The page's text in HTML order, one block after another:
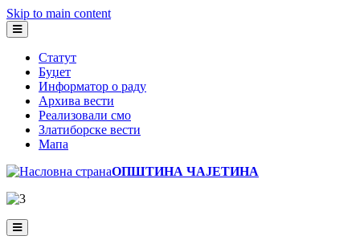
Skip to main content
Статут
Буџет
Информатор о раду
Архива вести
Реализовали смо
Златиборске вести
Мапа
ОПШТИНА ЧАЈЕТИНА